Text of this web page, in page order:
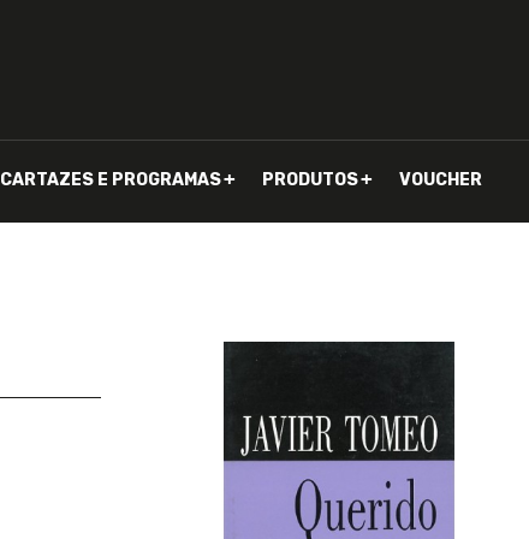
CARTAZES E PROGRAMAS PRODUTOS VOUCHER